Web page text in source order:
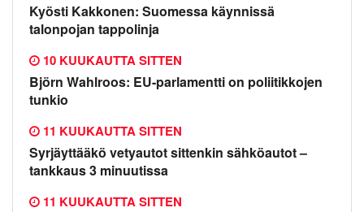
Kyösti Kakkonen: Suomessa käynnissä
talonpojan tappolinja
Björn Wahlroos: EU-parlamentti on poliitikkojen
tunkio
10 KUUKAUTTA SITTEN
Syrjäyttääkö vetyautot sittenkin sähköautot –
tankkaus 3 minuutissa
11 KUUKAUTTA SITTEN
11 KUUKAUTTA SITTEN